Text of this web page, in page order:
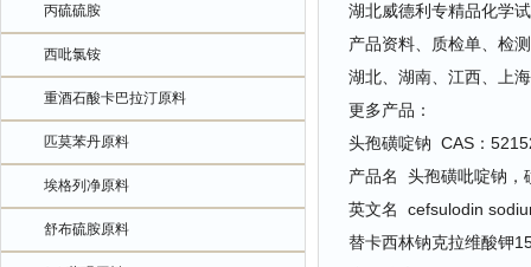
丙硫硫胺
西吡氯铵
重酒石酸卡巴拉汀原料
匹莫苯丹原料
埃格列净原料
舒布硫胺原料
湖北威德利专精品化学
产品资料、质检单、检
湖北、湖南、江西、上
更多产品：
头孢磺啶钠 CAS：
产品名 头孢磺吡啶钠，
英文名 cefsulodin
替卡西林钠克拉维酸钾